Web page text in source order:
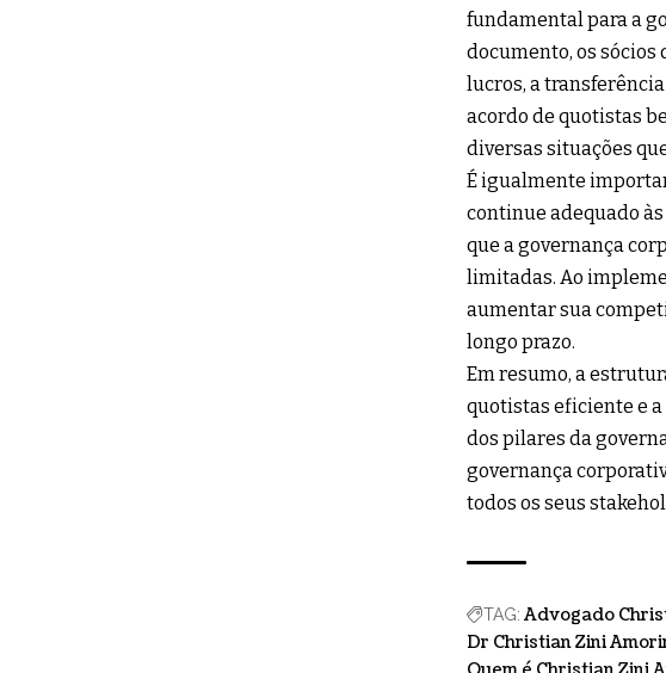
fundamental para a
documento, os sócios
lucros, a
acordo de quotistas
diversas situações
É igualmente
continue adequado
que a governança
limitadas. Ao
aumentar sua
longo prazo.
Em resumo, a
quotistas eficiente e
dos pilares da
governança
todos os seus
TAG: Advogado
Dr Christian Zini